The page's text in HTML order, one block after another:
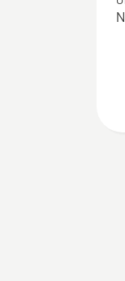
ST